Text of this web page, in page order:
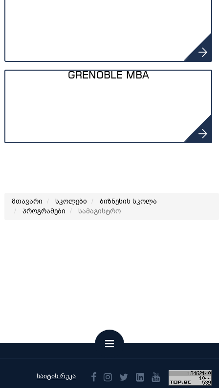
GRENOBLE MBA
მთავარი სკოლები
ბიზნესის სკოლა
პროგრამები
სამაგისტრო
საიტის რუკა